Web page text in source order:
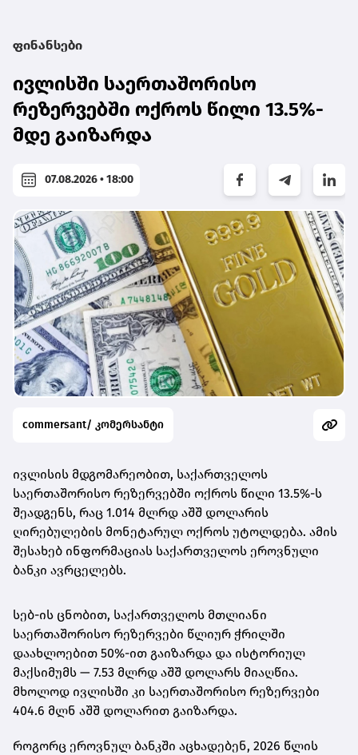
ფინანსები
ივლისში საერთაშორისო
რეზერვებში ოქროს წილი 13.5%-
მდე გაიზარდა
07.08.2026 • 18:00
commersant/ კომერსანტი
ივლისის მდგომარეობით, საქართველოს
საერთაშორისო რეზერვებში ოქროს წილი 13.5%-ს
შეადგენს, რაც 1.014 მლრდ აშშ დოლარის
ღირებულების მონეტარულ ოქროს უტოლდება. ამის
შესახებ ინფორმაციას საქართველოს ეროვნული
ბანკი ავრცელებს.
სებ-ის ცნობით, საქართველოს მთლიანი
საერთაშორისო რეზერვები წლიურ ჭრილში
დაახლოებით 50%-ით გაიზარდა და ისტორიულ
მაქსიმუმს — 7.53 მლრდ აშშ დოლარს მიაღწია.
მხოლოდ ივლისში კი საერთაშორისო რეზერვები
404.6 მლნ აშშ დოლარით გაიზარდა.
როგორც ეროვნულ ბანკში აცხადებენ, 2026 წლის